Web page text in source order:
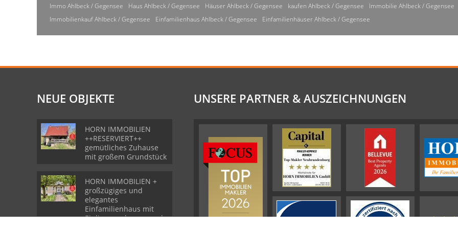
Immo Ahlbeck / Gegensee Haus Ahlbeck / Gegensee Häuser Ahlbeck / Gegensee kaufen Ahlbeck / Gegensee
Immobilie Ahlbeck / Gegensee
Immobilienkauf Ahlbeck / Gegensee
Einfamilienhaus Ahlbeck / Gegensee Einfamilienhäuser Ahlbeck / Gegensee
NEUE OBJEKTE
HORN IMMOBILIEN
++RESERVIERT++
gemütliches Zuhause
mit großem Grundstück
HORN IMMOBILIEN +
großzügiges und
elegantes
Einfamilienhaus mit
Einliegerwohnung und
UNSERE PARTNER & AUSZEICHNUNGEN